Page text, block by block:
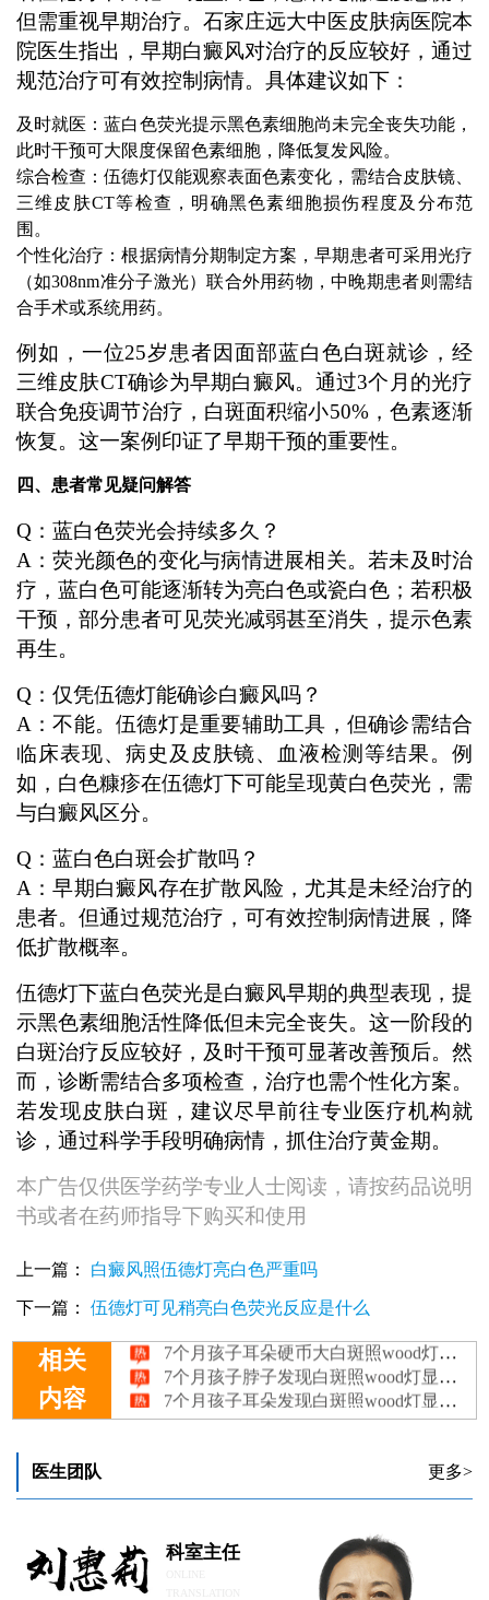
但需重视早期治疗。石家庄远大中医皮肤病医院本
院医生指出，早期白癜风对治疗的反应较好，通过
规范治疗可有效控制病情。具体建议如下：
及时就医：蓝白色荧光提示黑色素细胞尚未完全丧失功能，
此时干预可大限度保留色素细胞，降低复发风险。
综合检查：伍德灯仅能观察表面色素变化，需结合皮肤镜、
三维皮肤CT等检查，明确黑色素细胞损伤程度及分布范
围。
个性化治疗：根据病情分期制定方案，早期患者可采用光疗
（如308nm准分子激光）联合外用药物，中晚期患者则需结
合手术或系统用药。
例如，一位25岁患者因面部蓝白色白斑就诊，经
三维皮肤CT确诊为早期白癜风。通过3个月的光疗
联合免疫调节治疗，白斑面积缩小50%，色素逐渐
恢复。这一案例印证了早期干预的重要性。
四、患者常见疑问解答
Q：蓝白色荧光会持续多久？
A：荧光颜色的变化与病情进展相关。若未及时治
疗，蓝白色可能逐渐转为亮白色或瓷白色；若积极
干预，部分患者可见荧光减弱甚至消失，提示色素
再生。
Q：仅凭伍德灯能确诊白癜风吗？
A：不能。伍德灯是重要辅助工具，但确诊需结合
临床表现、病史及皮肤镜、血液检测等结果。例
如，白色糠疹在伍德灯下可能呈现黄白色荧光，需
与白癜风区分。
Q：蓝白色白斑会扩散吗？
A：早期白癜风存在扩散风险，尤其是未经治疗的
患者。但通过规范治疗，可有效控制病情进展，降
低扩散概率。
伍德灯下蓝白色荧光是白癜风早期的典型表现，提
示黑色素细胞活性降低但未完全丧失。这一阶段的
白斑治疗反应较好，及时干预可显著改善预后。然
而，诊断需结合多项检查，治疗也需个性化方案。
若发现皮肤白斑，建议尽早前往专业医疗机构就
诊，通过科学手段明确病情，抓住治疗黄金期。
本广告仅供医学药学专业人士阅读，请按药品说明
书或者在药师指导下购买和使用
上一篇： 白癜风照伍德灯亮白色严重吗
下一篇： 伍德灯可见稍亮白色荧光反应是什么
相关
内容
1岁孩子头部有白斑照wood灯显荧光白是白癜风吗
7个月孩子肩膀有白斑照wood灯显荧光白是白癜风吗
7个月孩子脖子发现白斑照wood灯显荧光白是白癜风吗
7个月孩子耳朵发现白斑照wood灯显荧光白是白癜风吗
医生团队 更多>
科室主任